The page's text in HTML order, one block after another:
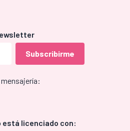
está licenciado con: